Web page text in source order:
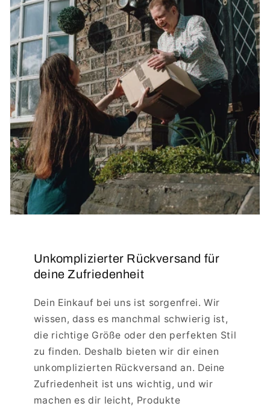
Unkomplizierter Rückversand für
deine Zufriedenheit
Dein Einkauf bei uns ist sorgenfrei. Wir
wissen, dass es manchmal schwierig ist,
die richtige Größe oder den perfekten Stil
zu finden. Deshalb bieten wir dir einen
unkomplizierten Rückversand an. Deine
Zufriedenheit ist uns wichtig, und wir
machen es dir leicht, Produkte